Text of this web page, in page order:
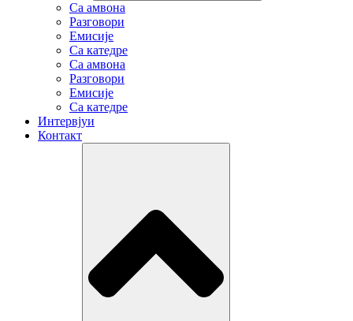
Са амвона
Разговори
Емисије
Са катедре
Са амвона
Разговори
Емисије
Са катедре
Интервјуи
Контакт